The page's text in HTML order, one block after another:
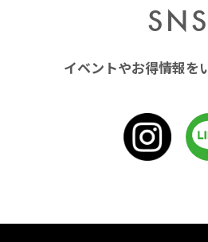
SNS
イベントやお得情報を